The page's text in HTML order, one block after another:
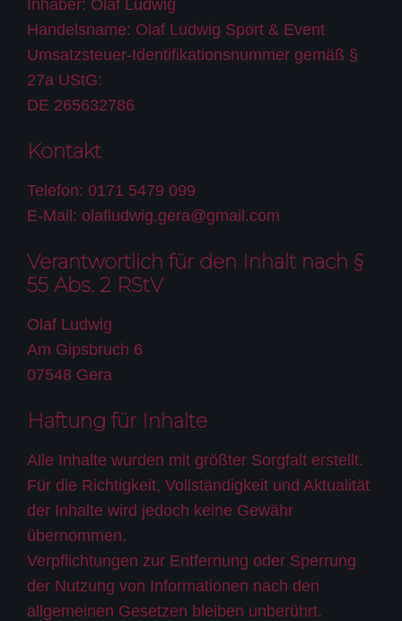
Inhaber: Olaf Ludwig
Handelsname: Olaf Ludwig Sport & Event
Umsatzsteuer-Identifikationsnummer gemäß §
27a UStG:
DE 265632786
Kontakt
Telefon: 0171 5479 099
E-Mail: olafludwig.gera@gmail.com
Verantwortlich für den Inhalt nach §
55 Abs. 2 RStV
Olaf Ludwig
Am Gipsbruch 6
07548 Gera
Haftung für Inhalte
Alle Inhalte wurden mit größter Sorgfalt erstellt.
Für die Richtigkeit, Vollständigkeit und Aktualität
der Inhalte wird jedoch keine Gewähr
übernommen.
Verpflichtungen zur Entfernung oder Sperrung
der Nutzung von Informationen nach den
allgemeinen Gesetzen bleiben unberührt.